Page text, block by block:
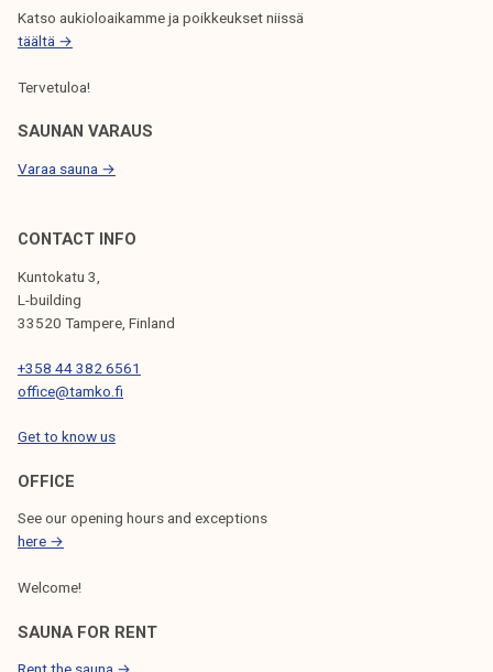
A
U
S
Katso aukioloaikamme ja poikkeukset niissä
täältä →
Tervetuloa!
SAUNAN VARAUS
Varaa sauna →
CONTACT INFO
Kuntokatu 3,
L-building
33520 Tampere, Finland
+358 44 382 6561
office@tamko.fi
Get to know us
OFFICE
See our opening hours and exceptions
here →
Welcome!
SAUNA FOR RENT